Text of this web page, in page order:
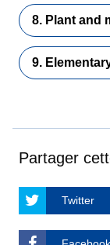
8. Plant and
9.
Partager
Twitter